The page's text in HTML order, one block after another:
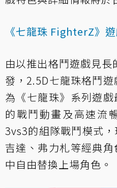
《七龍珠 FighterZ》
由以推出格鬥遊戲見
發，2.5D七龍珠格鬥遊
為《七龍珠》系列遊
的戰鬥動畫及高速流
3vs3的組隊戰鬥模式
吉達、弗力札等經典
中自由替換上場角色。